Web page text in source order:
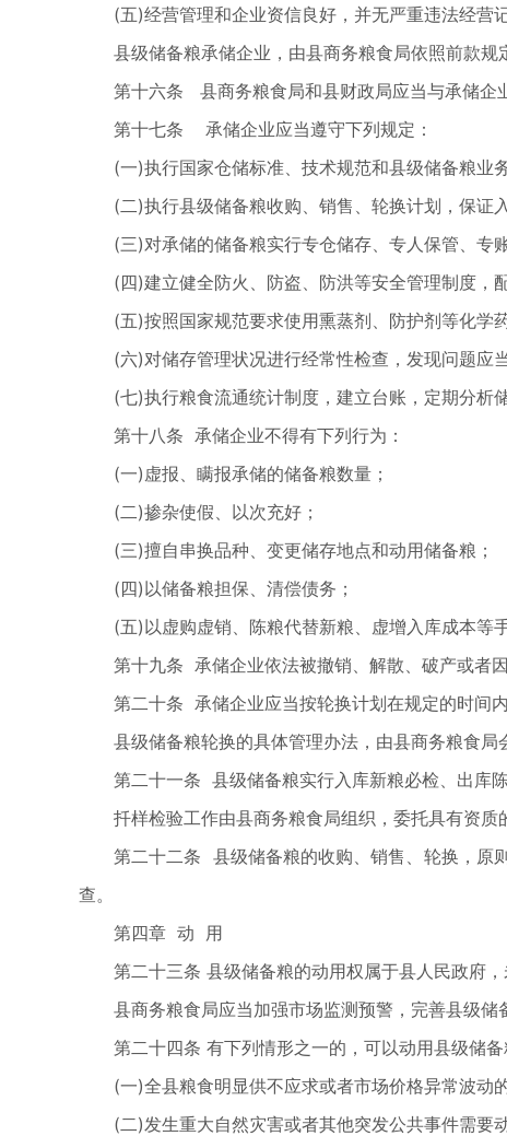
(五)经营管理和企业资信良好，并无严重违法经营记
县级储备粮承储企业，由县商务粮食局依照前款规
第十六条 县商务粮食局和县财政局应当与承储企
第十七条 承储企业应当遵守下列规定：
(一)执行国家仓储标准、技术规范和县级储备粮业
(二)执行县级储备粮收购、销售、轮换计划，保证
(三)对承储的储备粮实行专仓储存、专人保管、专
(四)建立健全防火、防盗、防洪等安全管理制度，
(五)按照国家规范要求使用熏蒸剂、防护剂等化学
(六)对储存管理状况进行经常性检查，发现问题应
(七)执行粮食流通统计制度，建立台账，定期分析
第十八条 承储企业不得有下列行为：
(一)虚报、瞒报承储的储备粮数量；
(二)掺杂使假、以次充好；
(三)擅自串换品种、变更储存地点和动用储备粮；
(四)以储备粮担保、清偿债务；
(五)以虚购虚销、陈粮代替新粮、虚增入库成本等
第十九条 承储企业依法被撤销、解散、破产或者
第二十条 承储企业应当按轮换计划在规定的时间
县级储备粮轮换的具体管理办法，由县商务粮食局
第二十一条 县级储备粮实行入库新粮必检、出库
扦样检验工作由县商务粮食局组织，委托具有资
第二十二条 县级储备粮的收购、销售、轮换，原
查。
第四章 动 用
第二十三条 县级储备粮的动用权属于县人民政府
县商务粮食局应当加强市场监测预警，完善县级储
第二十四条 有下列情形之一的，可以动用县级储备
(一)全县粮食明显供不应求或者市场价格异常波动
(二)发生重大自然灾害或者其他突发公共事件需要